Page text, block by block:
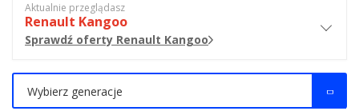
Aktualnie przeglądasz
Renault Kangoo
Sprawdź oferty Renault Kangoo
Wybierz generacje